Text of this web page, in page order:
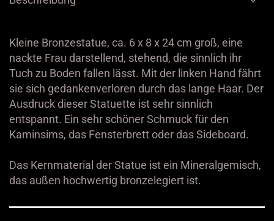
Kleine Bronzestatue, ca. 6 x 8 x 24 cm groß, eine
nackte Frau darstellend, stehend, die sinnlich ihr
Tuch zu Boden fallen lässt. Mit der linken Hand fährt
sie sich gedankenverloren durch das lange Haar. Der
Ausdruck dieser Statuette ist sehr sinnlich
entspannt. Ein sehr schöner Schmuck für den
Kaminsims, das Fensterbrett oder das Sideboard.
Das Kernmaterial der Statue ist ein Mineralgemisch,
das außen hochwertig bronzelegiert ist.